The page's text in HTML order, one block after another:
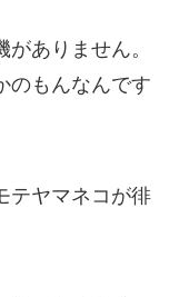
ありません。
のもんなんです
テヤマネコが徘